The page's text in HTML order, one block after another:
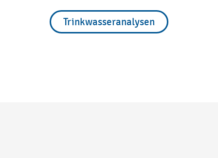
Trinkwasseranalysen